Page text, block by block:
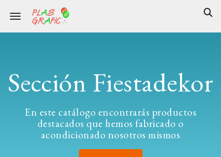
Toggle navigation
Sección Fiestadekor
En este catálogo encontrarás productos
destacados que hemos fabricado o
acondicionado nosotros mismos